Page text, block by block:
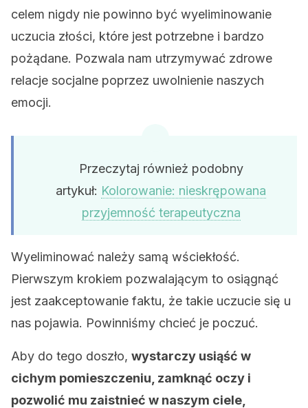
celem nigdy nie powinno być wyeliminowanie
uczucia złości, które jest potrzebne i bardzo
pożądane. Pozwala nam utrzymywać zdrowe
relacje socjalne poprzez uwolnienie naszych
emocji.
Przeczytaj również podobny
artykuł: Kolorowanie: nieskrępowana
przyjemność terapeutyczna
Wyeliminować należy samą wściekłość.
Pierwszym krokiem pozwalającym to osiągnąć
jest zaakceptowanie faktu, że takie uczucie się u
nas pojawia. Powinniśmy chcieć je poczuć.
Aby do tego doszło, wystarczy usiąść w
cichym pomieszczeniu, zamknąć oczy i
pozwolić mu zaistnieć w naszym ciele,